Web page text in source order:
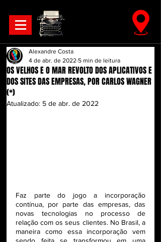
OS VELHOS E O MAR REVOLTO DOS APLICATIVOS E
DOS SITES DAS EMPRESAS, POR CARLOS WAGNER
(*)
Alexandre Costa
4 de abr. de 2022 5 min de leitura
Atualizado: 5 de abr. de 2022
Faz parte do jogo a incorporação
contínua, por parte das empresas, das
novas tecnologias no processo de
relação com os seus clientes. No Brasil, a
maneira como essa incorporação vem